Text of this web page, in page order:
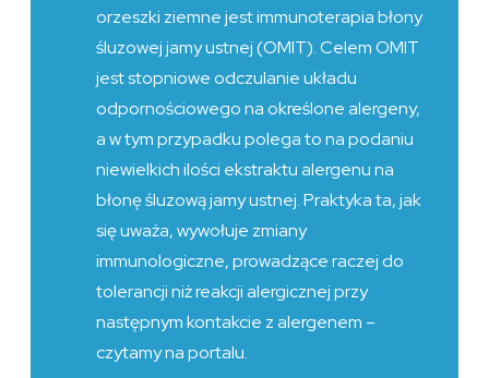
orzeszki ziemne jest immunoterapia błony
śluzowej jamy ustnej (OMIT). Celem OMIT
jest stopniowe odczulanie układu
odpornościowego na określone alergeny,
a w tym przypadku polega to na podaniu
niewielkich ilości ekstraktu alergenu na
błonę śluzową jamy ustnej. Praktyka ta, jak
się uważa, wywołuje zmiany
immunologiczne, prowadzące raczej do
tolerancji niż reakcji alergicznej przy
następnym kontakcie z alergenem –
czytamy na portalu.